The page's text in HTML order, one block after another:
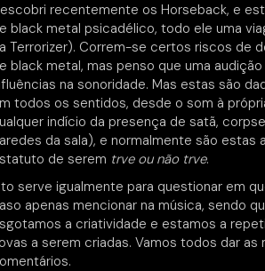
recentemente os Horseback, e
black metal psicadélico, todo ele uma
Terrorizer). Correm-se certos riscos de
black metal, mas penso que uma
na sonoridade. Mas estas são
todos os sentidos, desde o som à
indício da presença de satã,
da sala), e normalmente são estas
de serem trve ou não trve.
serve igualmente para questionar em
apenas mencionar na música, sendo
a criatividade e estamos a
a serem criadas. Vamos todos dar